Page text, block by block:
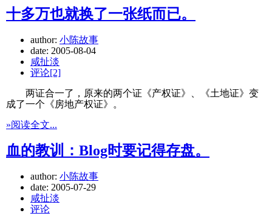
十多万也就换了一张纸而已。
author: 小陈故事
date: 2005-08-04
咸扯淡
评论[2]
两证合一了，原来的两个证《产权证》、《土地证》变
成了一个《房地产权证》。
»阅读全文...
血的教训：Blog时要记得存盘。
author: 小陈故事
date: 2005-07-29
咸扯淡
评论